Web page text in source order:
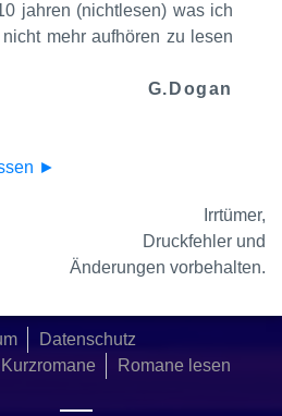
jahren (nichtlesen) was ich
mehr aufhören zu lesen
G.Dogan
►
Irrtümer,
Druckfehler und
Änderungen vorbehalten.
Datenschutz
Kurzromane Romane lesen